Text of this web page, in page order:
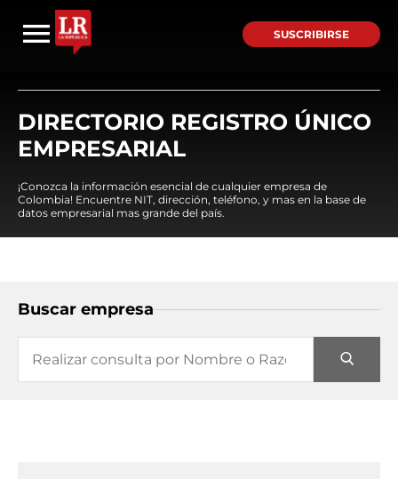
SUSCRIBIRSE
DIRECTORIO REGISTRO ÚNICO
EMPRESARIAL
¡Conozca la información esencial de cualquier empresa de
Colombia! Encuentre NIT, dirección, teléfono, y mas en la base de
datos empresarial mas grande del país.
Buscar empresa